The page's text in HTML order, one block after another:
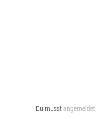
Du musstangemeldet